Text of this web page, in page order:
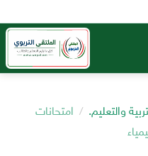
والتعليم.
امتحانات